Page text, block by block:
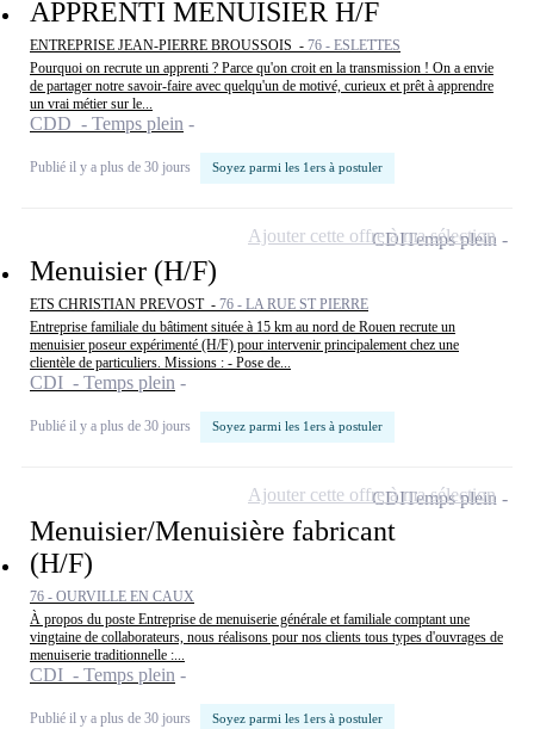
APPRENTI MENUISIER H/F
ENTREPRISE JEAN-PIERRE BROUSSOIS - 76 - ESLETTES
Pourquoi on recrute un apprenti ? Parce qu'on croit en la transmission ! On a envie
de partager notre savoir-faire avec quelqu'un de motivé, curieux et prêt à apprendre
un vrai métier sur le...
CDD - Temps plein
Publié il y a plus de 30 jours Soyez parmi les 1ers à postuler
Menuisier (H/F)
ETS CHRISTIAN PREVOST - 76 - LA RUE ST PIERRE
Entreprise familiale du bâtiment située à 15 km au nord de Rouen recrute un
menuisier poseur expérimenté (H/F) pour intervenir principalement chez une
clientèle de particuliers. Missions : - Pose de...
CDI - Temps plein
Publié il y a plus de 30 jours Soyez parmi les 1ers à postuler
CDITemps plein
Ajouter cette offre à ma sélection
Menuisier/Menuisière fabricant
(H/F)
76 - OURVILLE EN CAUX
À propos du poste Entreprise de menuiserie générale et familiale comptant une
vingtaine de collaborateurs, nous réalisons pour nos clients tous types d'ouvrages de
menuiserie traditionnelle :...
CDI - Temps plein
Publié il y a plus de 30 jours Soyez parmi les 1ers à postuler
CDITemps plein
Ajouter cette offre à ma sélection